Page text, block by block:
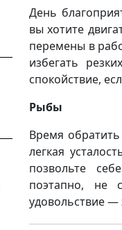
День
вы хотите
перемены в
избегать
спокойствие,
Рыбы
Время
легкая
позвольте
поэтапно, не
удовольствие —